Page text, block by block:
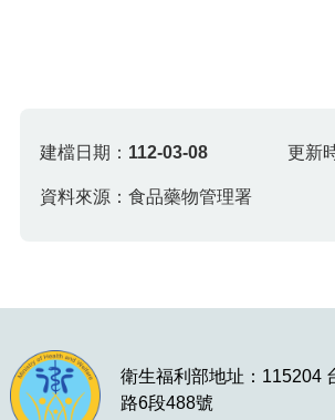
建檔日期： 112-03-08 更新
資料來源：食品藥物管理署
衛生福利部地址：115204
路6段488號